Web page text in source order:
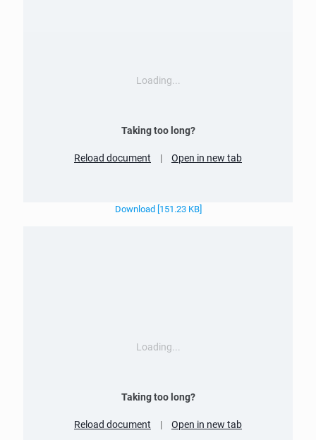
Loading...
Taking too long?
Reload document | Open in new tab
Download [151.23 KB]
Loading...
Taking too long?
Reload document | Open in new tab